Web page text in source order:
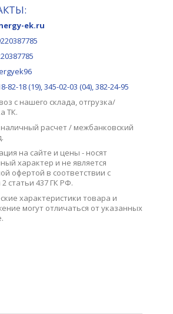
ek.ru
82-18 (19), 345-02-03 (04), 382-24-95
с нашего склада, отгрузка/
ТК.
расчет / межбанковский
на сайте и цены - носят
характер и не является
офертой в соответствии с
статьи 437 ГК РФ.
характеристики товара и
могут отличаться от указанных